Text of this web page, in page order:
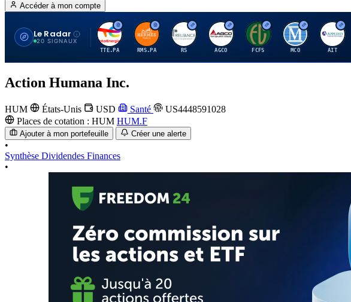
Accéder à mon compte
Le Radar
20 SIGNAUX
T
TTE.PA
H
RMS.PA
R
RS
A
AGCO
F
FCFS
M
MCO
A
AIT
Action Humana Inc.
HUM États-Unis USD Santé
US4448591028
Places de cotation : HUM HUM.F
Ajouter à mon portefeuille Créer une alerte
•
Synthèse Dividendes Finances
•